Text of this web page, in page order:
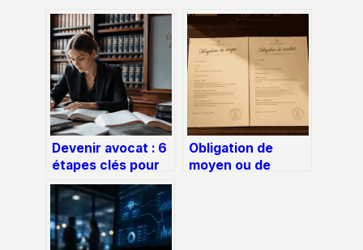
Devenir avocat : 6
étapes clés pour
réussir son
parcours, du
Master au barreau
Obligation de
moyen ou de